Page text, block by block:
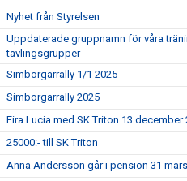
Nyhet från Styrelsen
Uppdaterade gruppnamn för våra
tävlingsgrupper
Simborgarrally 1/1 2025
Simborgarrally 2025
Fira Lucia med SK Triton 13 december
25000:- till SK Triton
Anna Andersson går i pension 31